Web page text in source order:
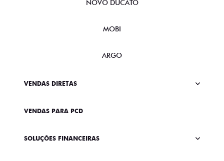
NOVO DUCATO
MOBI
ARGO
VENDAS DIRETAS
VENDAS PARA PCD
SOLUÇÕES FINANCEIRAS